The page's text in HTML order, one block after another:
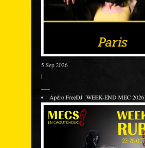
5 Sep 2026
|
Apéro FreeDJ [WEEK-END MEC 2026]